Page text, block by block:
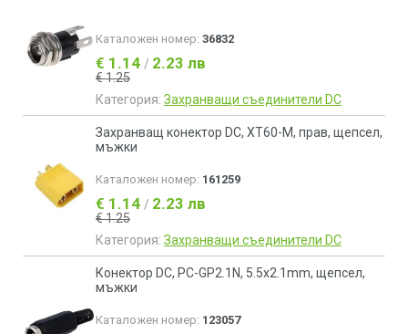
Каталожен номер: 36832
€ 1.14 / 2.23 лв
€ 1.25
Категория: Захранващи съединители DC
Захранващ конектор DC, XT60-M, прав, щепсел,
мъжки
Каталожен номер: 161259
€ 1.14 / 2.23 лв
€ 1.25
Категория: Захранващи съединители DC
Конектор DC, PC-GP2.1N, 5.5x2.1mm, щепсел,
мъжки
Каталожен номер: 123057